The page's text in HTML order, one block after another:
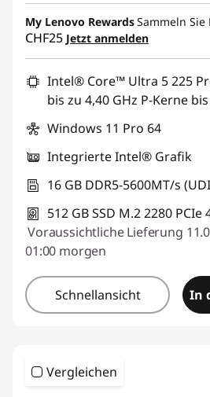
eCoupon-Rabatt :-CHF
eCoupon :SALES
My Lenovo RewardsSammeln Sie
CHF25 Jetzt anmelden
Intel® Core™ Ultra 5 225
bis zu 4,40 GHz P-Kerne
Windows 11 Pro 64
Integrierte Intel® Grafik
16 GB DDR5-5600MT/s
512 GB SSD M.2 2280 PCIe
Voraussichtliche Lieferung
01:00 morgen
Schnellansicht In
Vergleichen